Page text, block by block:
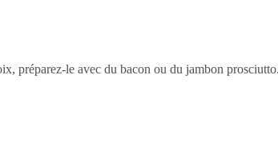
préparez-le avec du bacon ou du jambon